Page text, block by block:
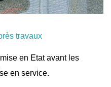
travaux
en Etat avant les
en service.